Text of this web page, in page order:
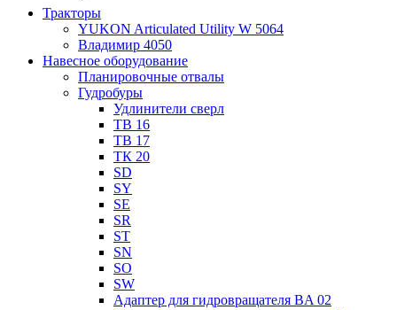
Тракторы
YUKON Articulated Utility W 5064
Владимир 4050
Навесное оборудование
Планировочные отвалы
Гудробуры
Удлинители сверл
ТВ 16
ТВ 17
ТК 20
SD
SY
SE
SR
ST
SN
SO
SW
Адаптер для гидровращателя BA 02